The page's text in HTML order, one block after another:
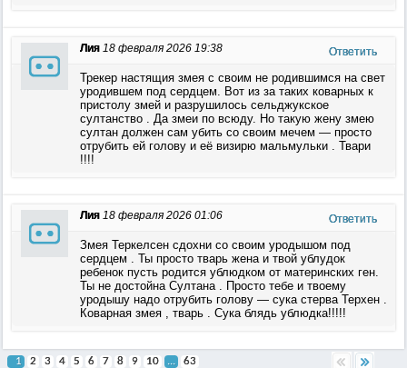
Лия 18 февраля 2026 19:38 Ответить
Трекер настящия змея с своим не родившимся на свет
уродившем под сердцем. Вот из за таких коварных к
пристолу змей и разрушилось сельджукское
султанство . Да змеи по всюду. Но такую жену змею
султан должен сам убить со своим мечем — просто
отрубить ей голову и её визирю мальмульки . Твари
!!!!
Лия 18 февраля 2026 01:06 Ответить
Змея Теркелсен сдохни со своим уродышом под
сердцем . Ты просто тварь жена и твой ублудок
ребенок пусть родится ублюдком от материнских ген.
Ты не достойна Султана . Просто тебе и твоему
уродышу надо отрубить голову — сука стерва Терхен .
Коварная змея , тварь . Сука блядь ублюдка!!!!!
1 2 3 4 5 6 7 8 9 10 ... 63